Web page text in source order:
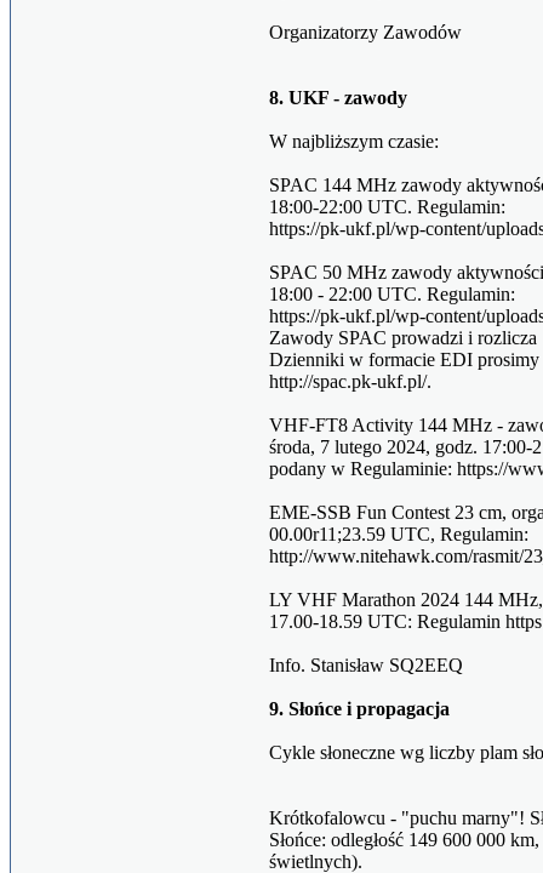
Organizatorzy Zawodów
8. UKF - zawody
W najbliższym czasie:
SPAC 144 MHz zawody
18:00-22:00 UTC. Regulamin:
https://pk-ukf.pl/wp-content/
SPAC 50 MHz zawody
18:00 - 22:00 UTC. Regulamin:
https://pk-ukf.pl/wp-content/
Zawody SPAC prowadzi i
Dzienniki w formacie EDI prosimy
http://spac.pk-ukf.pl/.
VHF-FT8 Activity 144 MHz -
środa, 7 lutego 2024, godz.
podany w Regulaminie: https://
EME-SSB Fun Contest 23 cm,
00.00r11;23.59 UTC, Regulamin:
http://www.nitehawk.com/rasmit/
LY VHF Marathon 2024 144
17.00-18.59 UTC: Regulamin
Info. Stanisław SQ2EEQ
9. Słońce i propagacja
Cykle słoneczne wg liczby plam
Krótkofalowcu - "puchu marny"!
Słońce: odległość 149 600 000
świetlnych).